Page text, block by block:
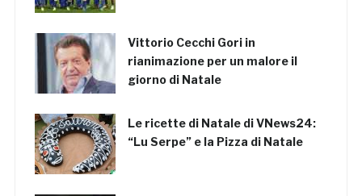
Vittorio Cecchi Gori in
rianimazione per un malore il
giorno di Natale
Le ricette di Natale di VNews24:
“Lu Serpe” e la Pizza di Natale